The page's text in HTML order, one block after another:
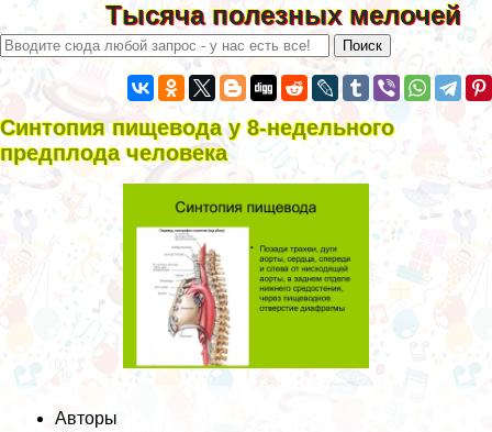
Тысяча полезных мелочей
Синтопия пищевода у 8-недельного
предплода человека
Авторы